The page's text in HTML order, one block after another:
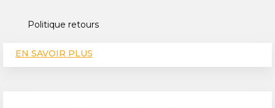
Politique retours
EN SAVOIR PLUS